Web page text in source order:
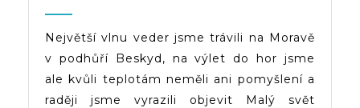
(Ostrava
–
Dolní
Největší vlnu veder jsme trávili na Moravě
v podhůří Beskyd, na výlet do hor jsme
ale kvůli teplotám neměli ani pomyšlení a
raději jsme vyrazili objevit Malý svět